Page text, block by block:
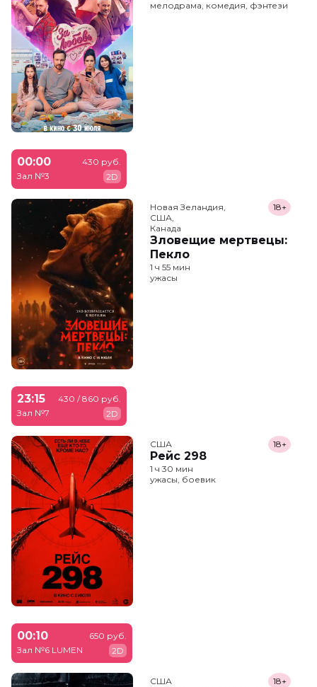
мелодрама, комедия, фэнтези
00:00
Зал №3
430 руб.
2D
Новая Зеландия,
США,
Канада
Зловещие мертвецы:
Пекло
18+
1 ч 55 мин
ужасы
23:15
Зал №7
430 / 860 руб.
2D
США
Рейс 298
18+
1 ч 30 мин
ужасы, боевик
00:10
Зал №6 LUMEN
650 руб.
2D
США 18+